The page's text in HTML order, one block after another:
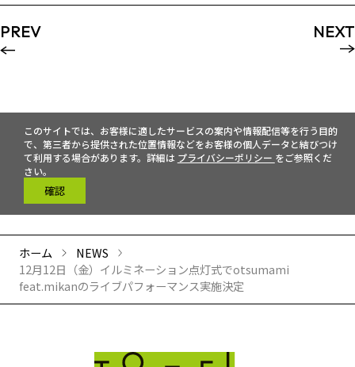
PREV NEXT
このサイトでは、お客様に適したサービスの案内や情報配信等を行う目的
で、第三者から提供された位置情報などをお客様の個人データと結びつけ
て利用する場合があります。詳細は プライバシーポリシー をご参照くだ
さい。
確認
ホーム
NEWS
12月12日（金）イルミネーション点灯式でotsumami
feat.mikanのライブパフォーマンス実施決定